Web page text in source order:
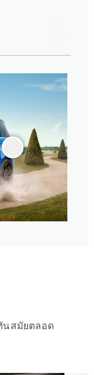
นสมัยตลอด